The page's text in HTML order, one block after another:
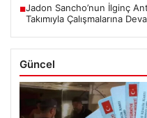
■Jadon Sancho’nun İlginç
Takımıyla Çalışmalarına
Güncel